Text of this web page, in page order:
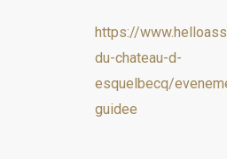
https://
du-chateau-d-
esquelbecq/
guidee